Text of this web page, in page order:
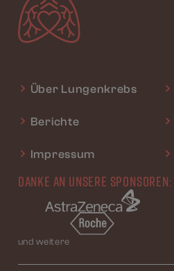
Über Lungenkrebs
Berichte
Impressum
DANKE AN UNSERE SPONSOREN:
und weitere